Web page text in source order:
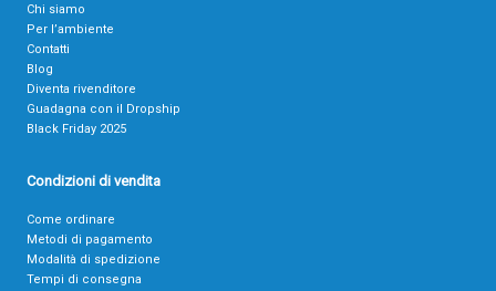
Chi siamo
Per l’ambiente
Contatti
Blog
Diventa rivenditore
Guadagna con il Dropship
Black Friday 2025
Condizioni di vendita
Come ordinare
Metodi di pagamento
Modalità di spedizione
Tempi di consegna